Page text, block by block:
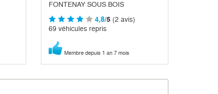
FONTENAY SOUS BOIS
4,8/5(2 avis)
69 véhicules repris
Membre depuis 1 an 7 mois